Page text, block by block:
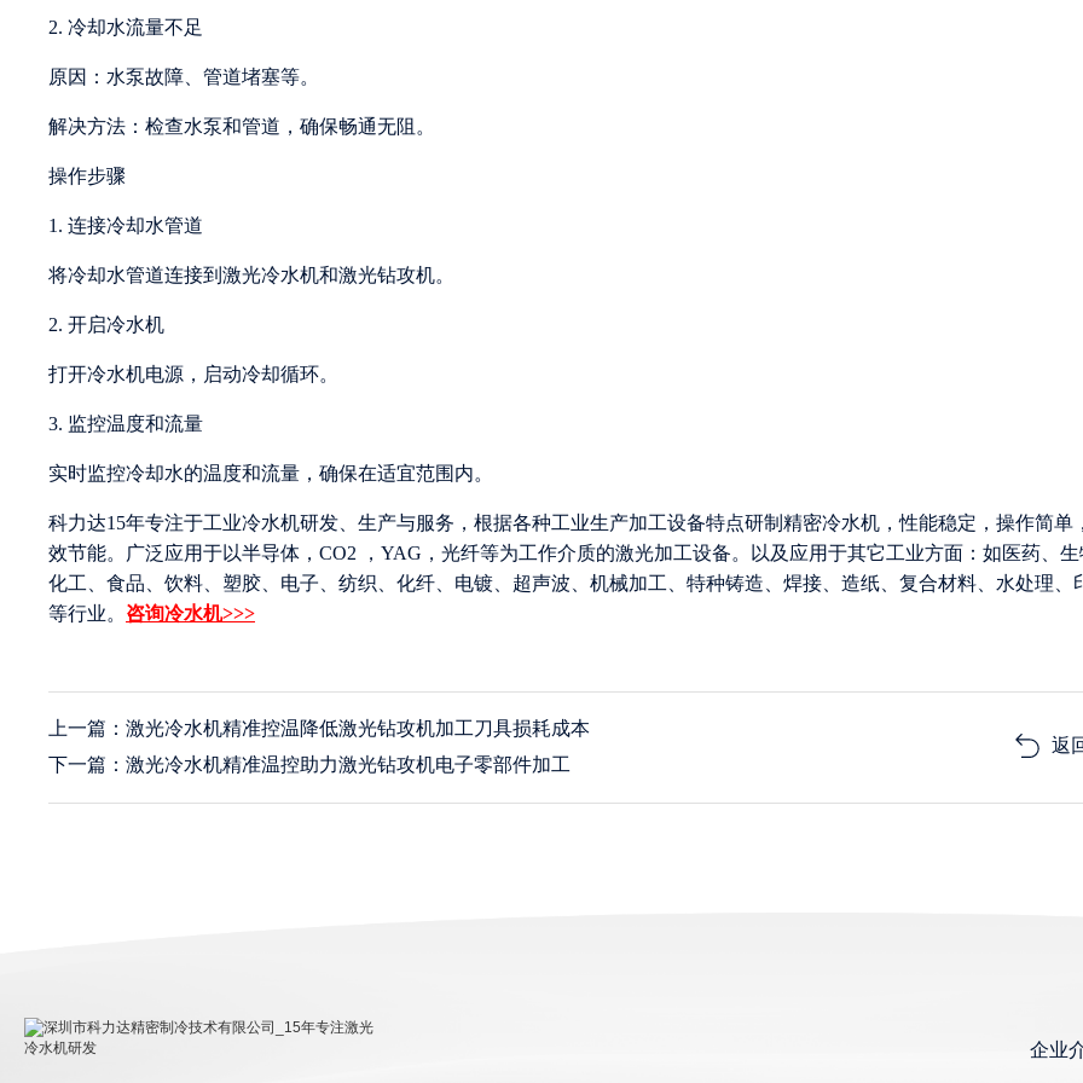
2. 冷却水流量不足
原因：水泵故障、管道堵塞等。
解决方法：检查水泵和管道，确保畅通无阻。
操作步骤
1. 连接冷却水管道
将冷却水管道连接到激光冷水机和激光钻攻机。
2. 开启冷水机
打开冷水机电源，启动冷却循环。
3. 监控温度和流量
实时监控冷却水的温度和流量，确保在适宜范围内。
科力达15年专注于工业冷水机研发、生产与服务，根据各种工业生产加工设备特点研制精密冷水机，性能稳定，操作简单
效节能。广泛应用于以半导体，CO2 ，YAG，光纤等为工作介质的激光加工设备。以及应用于其它工业方面：如医药、
化工、食品、饮料、塑胶、电子、纺织、化纤、电镀、超声波、机械加工、特种铸造、焊接、造纸、复合材料、水处理、
等行业。 咨询冷水机>>>
上一篇：激光冷水机精准控温降低激光钻攻机加工刀具损耗成本
下一篇：激光冷水机精准温控助力激光钻攻机电子零部件加工
返
企业